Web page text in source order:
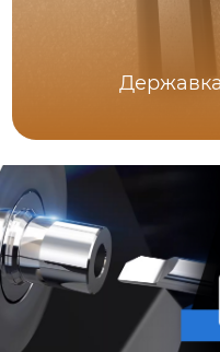
Державка